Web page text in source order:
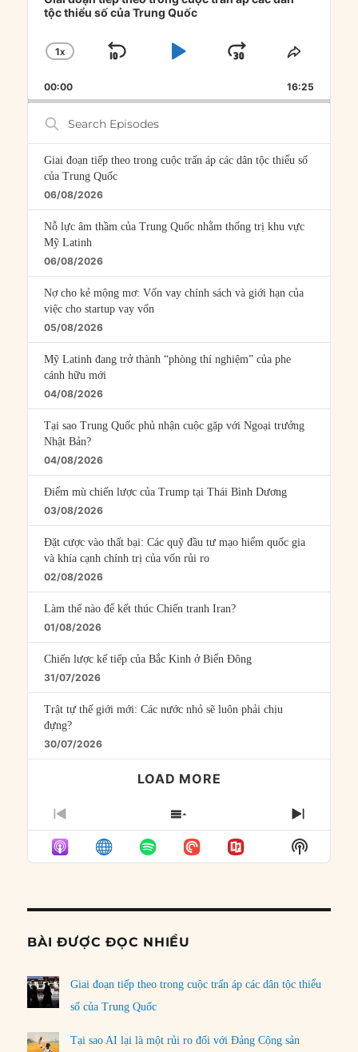
tộc thiểu số của Trung Quốc
CHANGE
RATE
1X
SKIP
PLAYJUMP
FORWARD
SHARE
00:00 16:25
Search
Episodes
Giai đoạn tiếp theo trong cuộc trấn áp các dân tộc thiểu số
của Trung Quốc
06/08/2026
Nỗ lực âm thầm của Trung Quốc nhằm thống trị khu vực
Mỹ Latinh
06/08/2026
Nợ cho kẻ mộng mơ: Vốn vay chính sách và giới hạn của
việc cho startup vay vốn
05/08/2026
Mỹ Latinh đang trở thành “phòng thí nghiệm” của phe
cánh hữu mới
04/08/2026
Tại sao Trung Quốc phủ nhận cuộc gặp với Ngoại trưởng
Nhật Bản?
04/08/2026
Điểm mù chiến lược của Trump tại Thái Bình Dương
03/08/2026
Đặt cược vào thất bại: Các quỹ đầu tư mạo hiểm quốc gia
và khía cạnh chính trị của vốn rủi ro
02/08/2026
Làm thế nào để kết thúc Chiến tranh Iran?
01/08/2026
Chiến lược kế tiếp của Bắc Kinh ở Biển Đông
31/07/2026
Trật tự thế giới mới: Các nước nhỏ sẽ luôn phải chịu
đựng?
30/07/2026
LOAD MORE
PREVIOUS
EPISODE
SHOW
EPISODES
LIST
NEXT
Show
Podcast
BÀI ĐƯỢC ĐỌC NHIỀU
Giai đoạn tiếp theo trong cuộc trấn áp các dân tộc thiểu
số của Trung Quốc
Tại sao AI lại là một rủi ro đối với Đảng Cộng sản